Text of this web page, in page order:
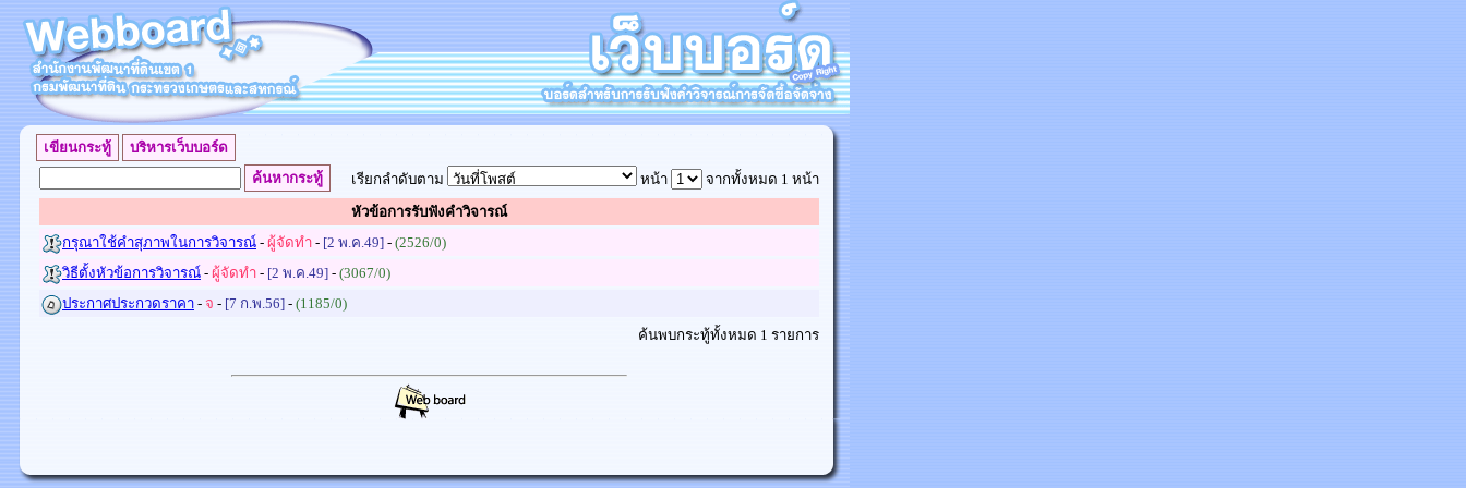
เรียกลำดับตาม หน้า
จากทั้งหมด 1 หน้า
หัวข้อการรับฟังคำวิจารณ์
กรุณาใช้คำสุภาพในการวิจารณ์ - ผู้จัดทำ - [2 พ.ค.49] - (2526/0)
วิธีตั้งหัวข้อการวิจารณ์ - ผู้จัดทำ - [2 พ.ค.49] - (3067/0)
ประกาศประกวดราคา - จ - [7 ก.พ.56] - (1185/0)
ค้นพบกระทู้ทั้งหมด 1 รายการ